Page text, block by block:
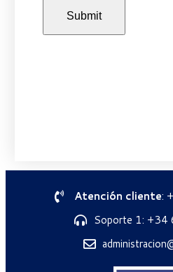
Atención cliente:
Soporte 1: